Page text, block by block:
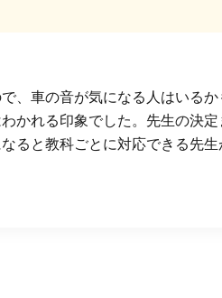
、車の音が気になる人はいるか
かれる印象でした。先生の決
ると教科ごとに対応できる先